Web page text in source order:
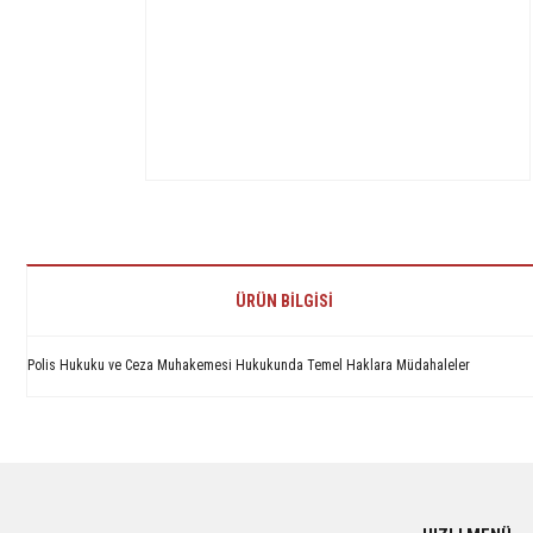
ÜRÜN BILGISI
Polis Hukuku ve Ceza Muhakemesi Hukukunda Temel Haklara Müdahaleler